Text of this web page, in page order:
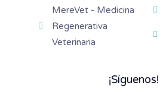
MereVet - Medicina
Regenerativa
Veterinaria
¡Síguenos!